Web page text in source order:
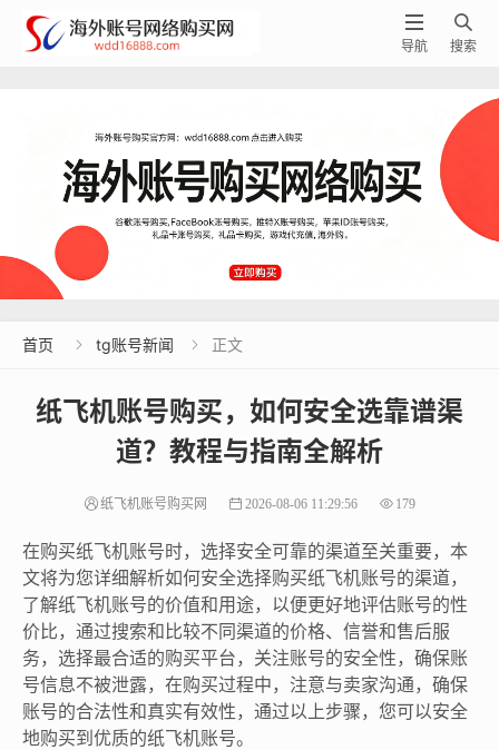

搜索

导航
首页  tg账号新闻  正文
纸飞机账号购买，如何安全选靠谱渠
道？教程与指南全解析
纸飞机账号购买网 2026-08-06 11:29:56 179
在购买纸飞机账号时，选择安全可靠的渠道至关重要，本
文将为您详细解析如何安全选择购买纸飞机账号的渠道，
了解纸飞机账号的价值和用途，以便更好地评估账号的性
价比，通过搜索和比较不同渠道的价格、信誉和售后服
务，选择最合适的购买平台，关注账号的安全性，确保账
号信息不被泄露，在购买过程中，注意与卖家沟通，确保
账号的合法性和真实有效性，通过以上步骤，您可以安全
地购买到优质的纸飞机账号。